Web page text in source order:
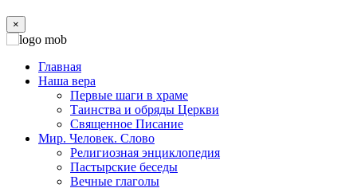
×
Главная
Наша вера
Первые шаги в храме
Таинства и обряды Церкви
Священное Писание
Мир. Человек. Слово
Религиозная энциклопедия
Пастырские беседы
Вечные глаголы